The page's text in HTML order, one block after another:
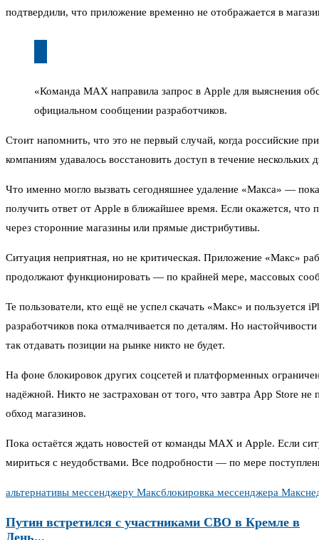
подтвердили, что приложение временно не отображается в
«Команда MAX направила запрос в Apple для выяснения
официальном сообщении разработчиков.
Стоит напомнить, что это не первый случай, когда российские
компаниям удавалось восстановить доступ в течение
Что именно могло вызвать сегодняшнее удаление «Макса» —
получить ответ от Apple в ближайшее время. Если окажется, что
через сторонние магазины или прямые дистрибутивы.
Ситуация неприятная, но не критическая. Приложение «Макс»
продолжают функционировать — по крайней мере, массовых
Те пользователи, кто ещё не успел скачать «Макс» и
разработчиков пока отмалчивается по деталям. Но
так отдавать позиции на рынке никто не будет.
На фоне блокировок других соцсетей и платформенных
надёжной. Никто не застрахован от того, что завтра App Store
обход магазинов.
Пока остаётся ждать новостей от команды MAX и Apple. Если
мириться с неудобствами. Все подробности — по мере
альтернативы мессенджеру Максблокировка мессенджера Макс
Путин встретился с участниками СВО в Кремле в
День...